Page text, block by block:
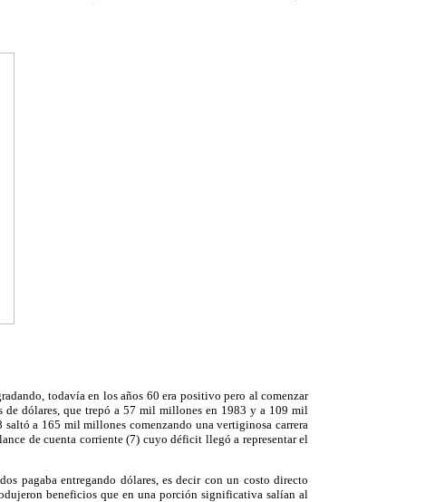
todavía en los años 60 era positivo pero al comenzar
de dólares, que trepó a 57 mil millones en 1983 y a 109 mil
a 165 mil millones comenzando una vertiginosa carrera
de cuenta corriente (7) cuyo déficit llegó a representar el
pagaba entregando dólares, es decir con un costo directo
beneficios que en una porción significativa salían al